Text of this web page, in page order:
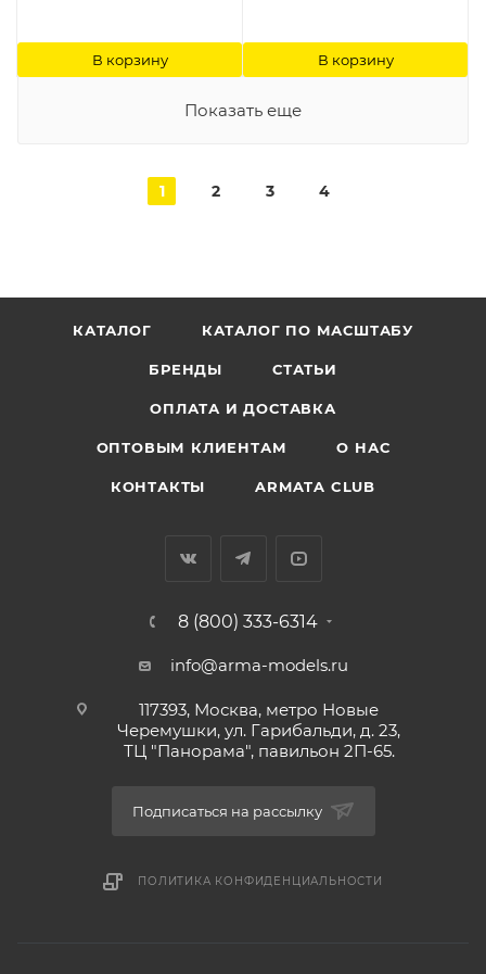
В корзину В корзину
Показать еще
1 2 3 4
КАТАЛОГ КАТАЛОГ ПО МАСШТАБУ
БРЕНДЫ СТАТЬИ
ОПЛАТА И ДОСТАВКА
ОПТОВЫМ КЛИЕНТАМ О НАС
КОНТАКТЫ ARMATA CLUB
8 (800) 333-6314
info@arma-models.ru
117393, Москва, метро Новые
Черемушки, ул. Гарибальди, д. 23,
ТЦ "Панорама", павильон 2П-65.
Подписаться на рассылку
ПОЛИТИКА КОНФИДЕНЦИАЛЬНОСТИ